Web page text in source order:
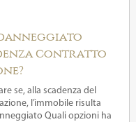
contratto
se, alla scadenza del
l’immobile risulta
Quali opzioni ha